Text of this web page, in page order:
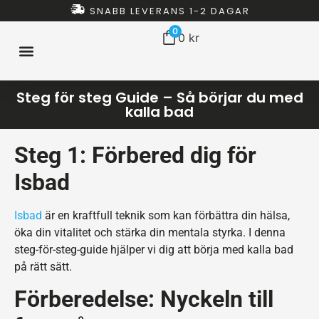
SNABB LEVERANS 1-2 DAGAR
00 kr
Steg för steg Guide – Så börjar du med
kalla bad
Steg 1: Förbered dig för
Isbad
Isbad är en kraftfull teknik som kan förbättra din hälsa,
öka din vitalitet och stärka din mentala styrka. I denna
steg-för-steg-guide hjälper vi dig att börja med kalla bad
på rätt sätt.
Förberedelse: Nyckeln till